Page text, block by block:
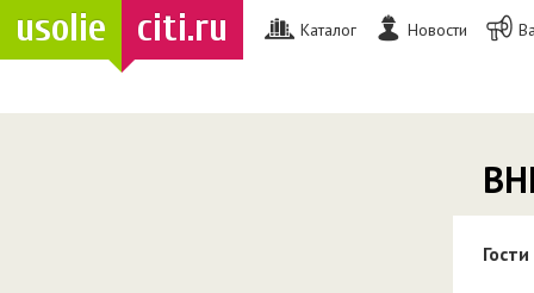
usolie citi.ru Каталог Новости
Гости